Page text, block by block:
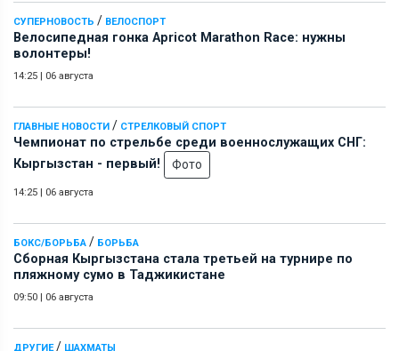
СУПЕРНОВОСТЬ / ВЕЛОСПОРТ
Велосипедная гонка Apricot Marathon Race: нужны
волонтеры!
14:25 06 августа
ГЛАВНЫЕ НОВОСТИ / СТРЕЛКОВЫЙ СПОРТ
Чемпионат по стрельбе среди военнослужащих СНГ:
Кыргызстан - первый!
Фото
14:25 06 августа
БОКС/БОРЬБА / БОРЬБА
Сборная Кыргызстана стала третьей на турнире по
пляжному сумо в Таджикистане
09:50 06 августа
ДРУГИЕ/ ШАХМАТЫ